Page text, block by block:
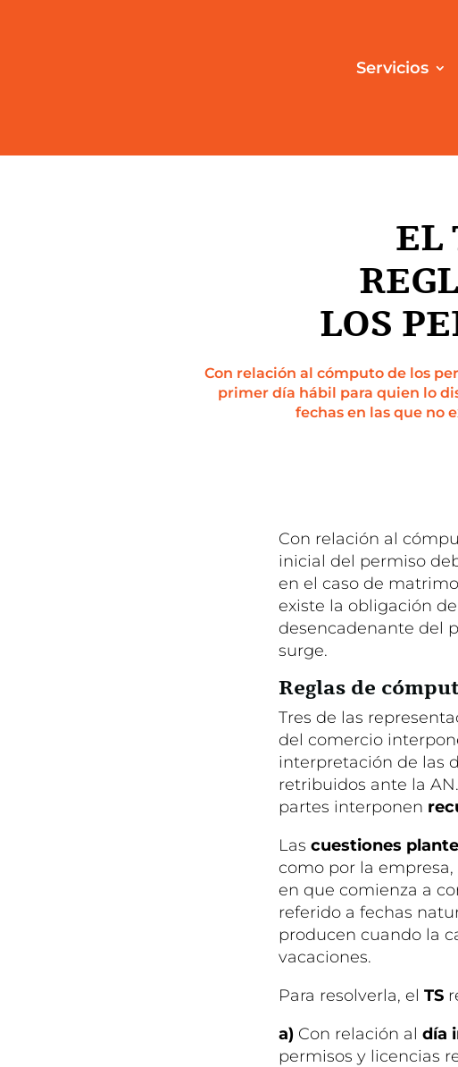
Servicios
EL
LOS
Con relación al cómputo de los
primer día hábil para quien lo
fechas en las que no
Con relación al
inicial del permiso
en el caso de
existe la obligación
desencadenante del
surge.
Reglas de
Tres de las
del comercio
interpretación de las
retribuidos ante la
partes interponen
Las cuestiones
como por la
en que comienza a
referido a fechas
producen cuando la
vacaciones.
Para resolverla, el TS
a) Con relación al día
permisos y licencias